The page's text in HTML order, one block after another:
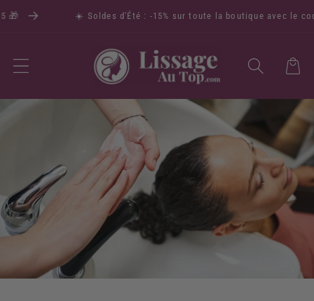
☀️ Soldes d'Été : -15% sur toute la boutique avec le code
Panier